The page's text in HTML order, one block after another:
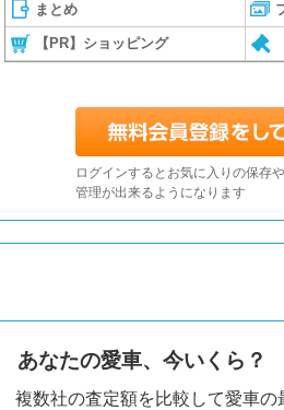
まとめ
【PR】ショッピング
ログインするとお気に入りの保存
管理が出来るようになります
あなたの愛車、今いくら？
複数社の査定額を比較して愛車